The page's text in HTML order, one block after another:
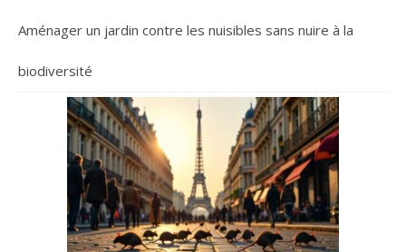
Aménager un jardin contre les nuisibles sans nuire à la
biodiversité